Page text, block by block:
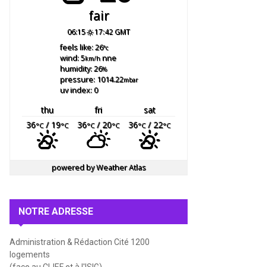
fair
06:15 17:42 GMT
feels like: 26°c
wind: 5km/hnne
humidity: 26%
pressure: 1014.22mbar
uv index: 0
thu fri
sat
36°C/ 19°C 36°C/ 20°C 36°C/ 22°C
powered byWeather Atlas
NOTRE ADRESSE
Administration & Rédaction Cité 1200
logements